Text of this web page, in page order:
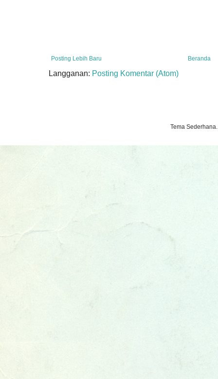
Posting Lebih Baru Beranda
Langganan: Posting Komentar (Atom)
Tema